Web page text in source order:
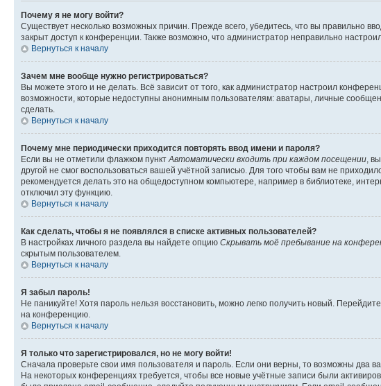
Почему я не могу войти?
Существует несколько возможных причин. Прежде всего, убедитесь, что вы правильно
закрыт доступ к конференции. Также возможно, что администратор неправильно
Вернуться к началу
Зачем мне вообще нужно регистрироваться?
Вы можете этого и не делать. Всё зависит от того, как администратор настроил
возможности, которые недоступны анонимным пользователям: аватары, личные
сделать.
Вернуться к началу
Почему мне периодически приходится повторять ввод имени и пароля?
Если вы не отметили флажком пункт Автоматически входить при каждом посещении ,
другой не смог воспользоваться вашей учётной записью. Для того чтобы вам не
рекомендуется делать это на общедоступном компьютере, например в библиотеке,
отключил эту функцию.
Вернуться к началу
Как сделать, чтобы я не появлялся в списке активных пользователей?
В настройках личного раздела вы найдете опцию Скрывать моё пребывание на
скрытым пользователем.
Вернуться к началу
Я забыл пароль!
Не паникуйте! Хотя пароль нельзя восстановить, можно легко получить новый.
на конференцию.
Вернуться к началу
Я только что зарегистрировался, но не могу войти!
Сначала проверьте свои имя пользователя и пароль. Если они верны, то возможны два
На некоторых конференциях требуется, чтобы все новые учётные записи были